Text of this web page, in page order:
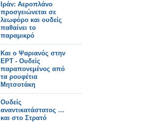
Ιράν: Αεροπλάνο
προσγειώνεται σε
λεωφόρο και ουδείς
παθαίνει το
παραμικρό
Και ο Ψαριανός στην
ΕΡΤ - Ουδείς
παραπονεμένος από
τα ρουφέτια
Μητσοτάκη
Ουδείς
αναντικατάστατος …
και στο Στρατό